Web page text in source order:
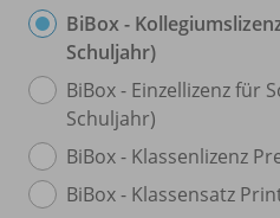
BiBox -
Schuljahr)
BiBox - Einzellizenz für
Schuljahr)
BiBox - Klassenlizenz
BiBox - Klassensatz